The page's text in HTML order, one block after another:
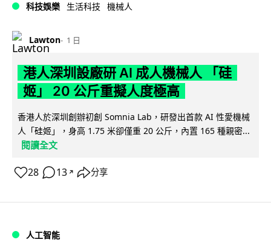
科技娛樂 生活科技 機械人
Lawton 1 日
港人深圳設廠研 AI 成人機械人 「硅
姬」 20 公斤重擬人度極高
香港人於深圳創辦初創 Somnia Lab，研發出首款 AI 性愛機械
人「硅姬」，身高 1.75 米卻僅重 20 公斤，內置 165 種親密...
閱讀全文
28 13 ↗ 分享
人工智能